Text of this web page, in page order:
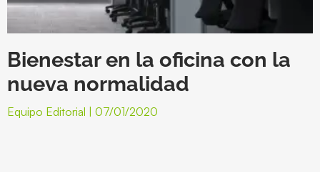
Bienestar en la oficina con la
nueva normalidad
Equipo Editorial 07/01/2020